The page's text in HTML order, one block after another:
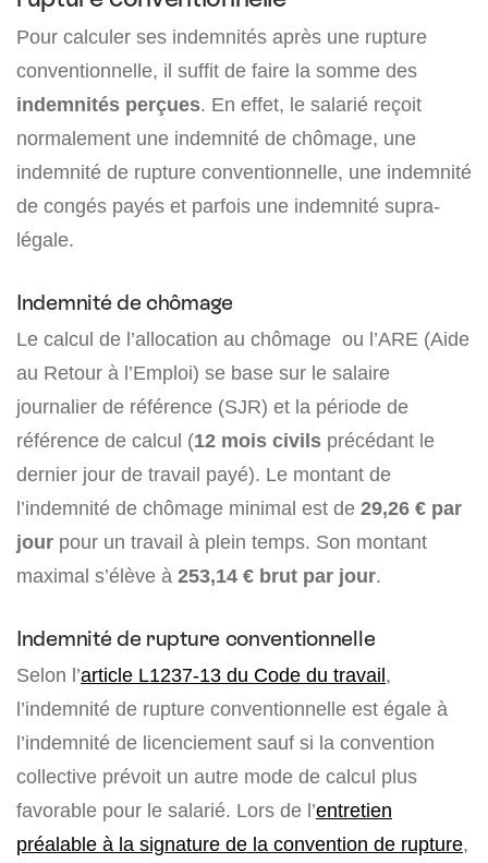
Pour calculer ses indemnités après une rupture
conventionnelle, il suffit de faire la somme des
indemnités perçues. En effet, le salarié reçoit
normalement une indemnité de chômage, une
indemnité de rupture conventionnelle, une indemnité
de congés payés et parfois une indemnité supra-
légale.
Indemnité de chômage
Le calcul de l’allocation au chômage ou l’ARE (Aide
au Retour à l’Emploi) se base sur le salaire
journalier de référence (SJR) et la période de
référence de calcul (12 mois civils précédant le
dernier jour de travail payé). Le montant de
l’indemnité de chômage minimal est de 29,26 € par
jour pour un travail à plein temps. Son montant
maximal s’élève à 253,14 € brut par jour.
Indemnité de rupture conventionnelle
Selon l’article L1237-13 du Code du travail,
l’indemnité de rupture conventionnelle est égale à
l’indemnité de licenciement sauf si la convention
collective prévoit un autre mode de calcul plus
favorable pour le salarié. Lors de l’entretien
préalable à la signature de la convention de rupture,